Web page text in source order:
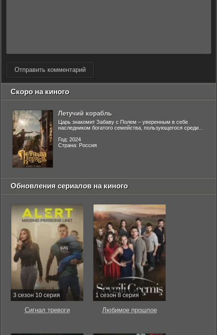
Отправить комментарий
Скоро на киного
Летучий корабль
Царь знакомит Забаву с Полем – уверенным в себе
наследником богатого семейства, пользующегося среди...
Год: 2024
Страна: Россия
Обновления сериалов на киного
3 сезон 10 серия
Сигнал тревоги
1 сезон 8 серия
Любимое прошлое